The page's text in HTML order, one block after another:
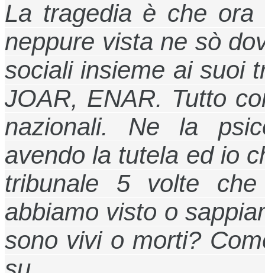
La tragedia è che ora
neppure vista ne sò
sociali insieme ai suoi
JOAR, ENAR. Tutto
nazionali. Ne la
avendo la tutela ed io
tribunale 5 volte
abbiamo visto o
sono vivi o morti?